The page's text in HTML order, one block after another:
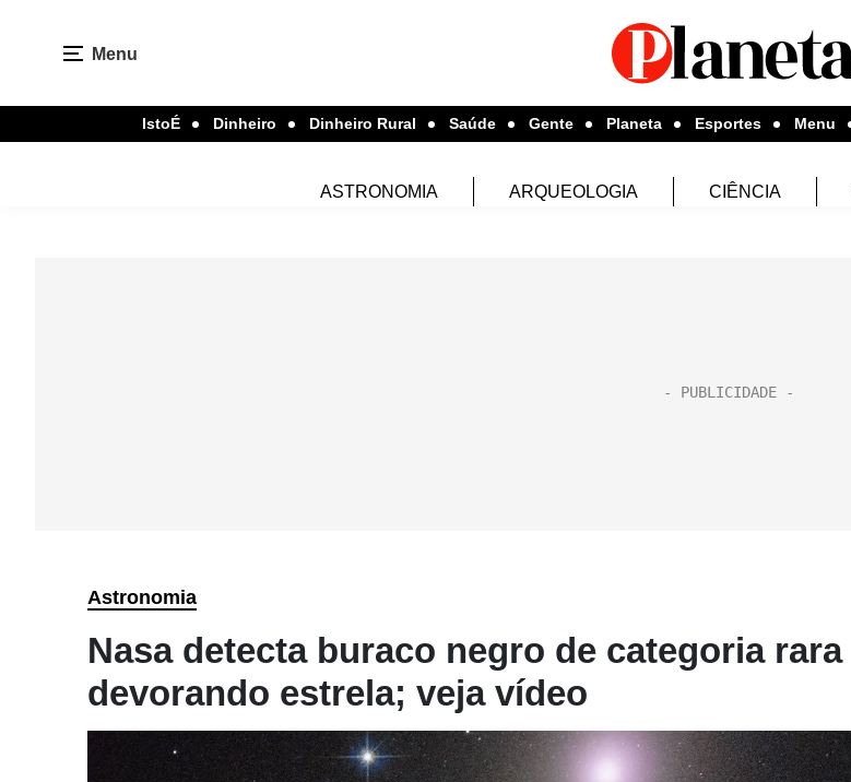
Menu
IstoÉ Dinheiro Dinheiro Rural Saúde Gente Planeta Esportes Menu
ASTRONOMIA ARQUEOLOGIA CIÊNCIA
Astronomia
Nasa detecta buraco negro de categoria rara
devorando estrela; veja vídeo